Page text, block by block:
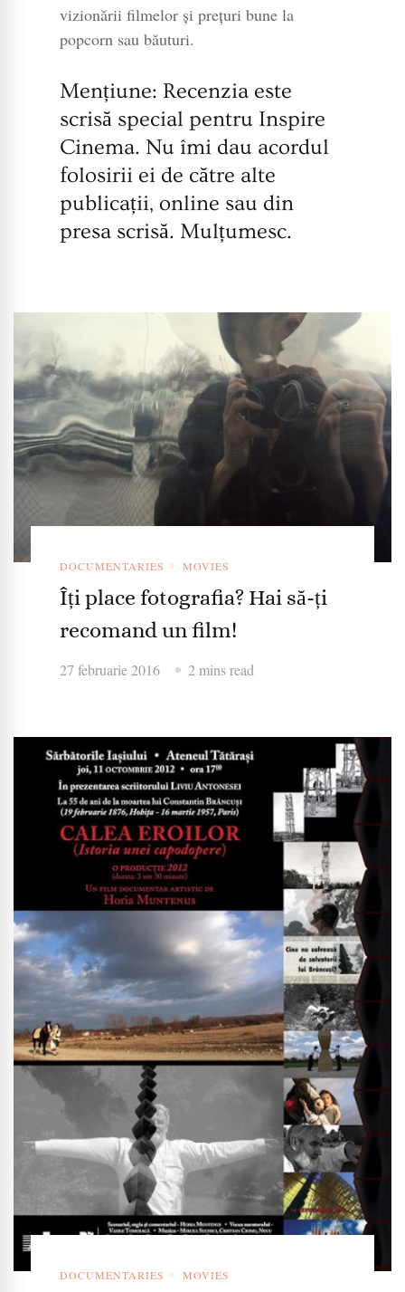
vizionării filmelor și prețuri bune la
popcorn sau băuturi.
Mențiune: Recenzia este
scrisă special pentru Inspire
Cinema. Nu îmi dau acordul
folosirii ei de către alte
publicații, online sau din
presa scrisă. Mulțumesc.
DOCUMENTARIES MOVIES
Îți place fotografia? Hai să-ți
recomand un film!
27 februarie 2016 2 mins read
DOCUMENTARIES MOVIES